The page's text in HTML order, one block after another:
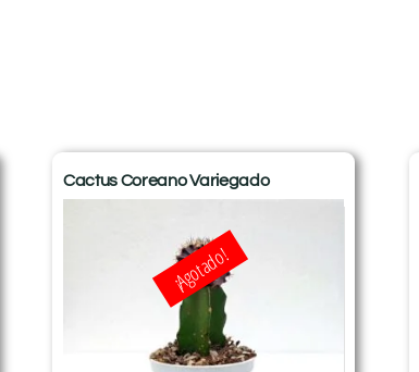
Cactus Coreano Variegado
¡Agotado!